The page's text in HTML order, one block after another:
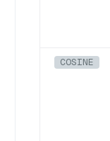
COSINE